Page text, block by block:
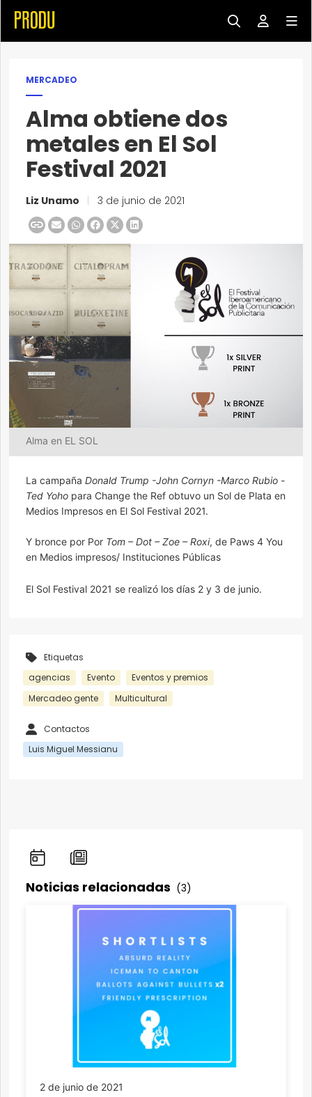
MERCADEO
Alma obtiene dos
metales en El Sol
Festival 2021
Liz Unamo 3 de junio de 2021
Alma en EL SOL
La campaña Donald Trump -John Cornyn -Marco Rubio -
Ted Yoho para Change the Ref obtuvo un Sol de Plata en
Medios Impresos en El Sol Festival 2021.
Y bronce por Por Tom – Dot – Zoe – Roxi, de Paws 4 You
en Medios impresos/ Instituciones Públicas
El Sol Festival 2021 se realizó los días 2 y 3 de junio.
Etiquetas
agencias
Evento
Eventos y premios
Mercadeo gente
Multicultural
Contactos
Luis Miguel Messianu
Noticias relacionadas (3)
2 de junio de 2021